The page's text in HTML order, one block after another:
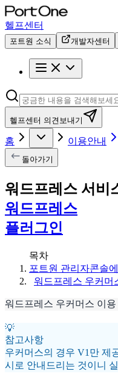
헬프센터
포트원 소식 개발자센터
헬프센터 의견보내기
홈 이용안내
돌아가기
워드프레스 서비
워드프레스
플러그인
목차
포트원 관리자콘솔
워드프레스 우커머
워드프레스 우커머스 이
💡
참고사항
우커머스의 경우 V1만 제
시로 안내드리는 것이니